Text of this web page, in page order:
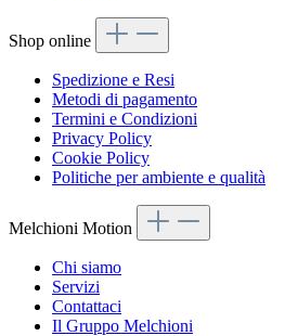
Shop online
Spedizione e Resi
Metodi di pagamento
Termini e Condizioni
Privacy Policy
Cookie Policy
Politiche per ambiente e qualità
Melchioni Motion
Chi siamo
Servizi
Contattaci
Il Gruppo Melchioni